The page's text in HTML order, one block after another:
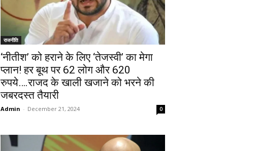
राजनीति
‘नीतीश’ को हराने के लिए ‘तेजस्वी’ का मेगा
प्लान! हर बूथ पर 62 लोग और 620
रुपये….राजद के खाली खजाने को भरने की
जबरदस्त तैयारी
Admin - December 21, 2024 0